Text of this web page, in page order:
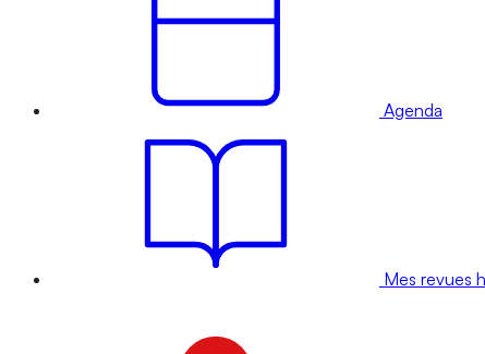
Agenda
Mes revues